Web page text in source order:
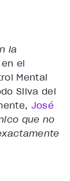
la
el
Mental
Silva del
José
que no